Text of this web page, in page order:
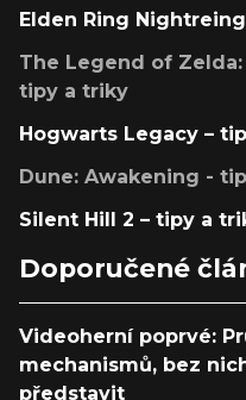
Elden Ring
The Legend of
tipy a triky
Hogwarts Legacy –
Dune: Awakening -
Silent Hill 2 – tipy a
Doporučené
Videoherní poprvé:
mechanismů, bez
představit